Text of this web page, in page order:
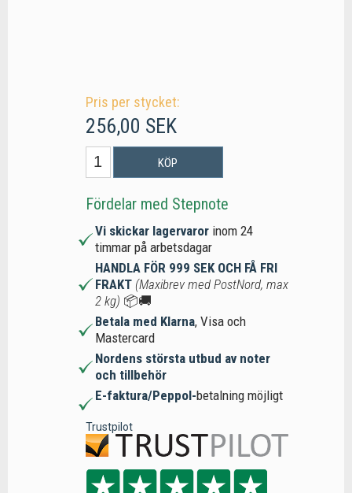
Pris per stycket:
256,00 SEK
KÖP
Fördelar med Stepnote
Vi skickar lagervaror inom 24
timmar på arbetsdagar
HANDLA FÖR 999 SEK OCH FÅ FRI
FRAKT (Maxibrev med PostNord, max
2 kg) 📦🚚
Betala med Klarna, Visa och
Mastercard
Nordens största utbud av noter
och tillbehör
E-faktura/Peppol-betalning möjligt
Trustpilot